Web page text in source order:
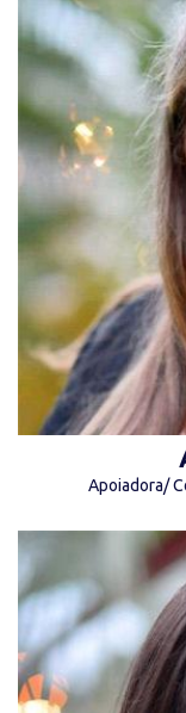
“Antes de
um ótimo
Apoiadora/